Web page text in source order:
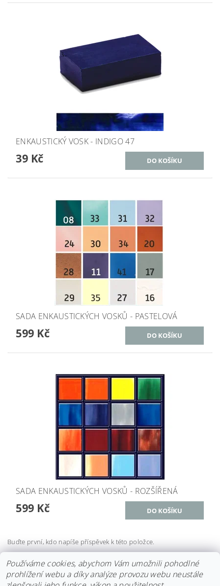
ENKAUSTICKÝ VOSK - INDIGO 47
39 Kč
SADA ENKAUSTICKÝCH VOSKŮ - PASTELOVÁ
599 Kč
SADA ENKAUSTICKÝCH VOSKŮ - ROZŠÍŘENÁ
599 Kč
Buďte první, kdo napíše příspěvek k této položce.
Přidat komentář
Používáme cookies, abychom Vám umožnili pohodlné
prohlížení webu a díky analýze provozu webu neustále